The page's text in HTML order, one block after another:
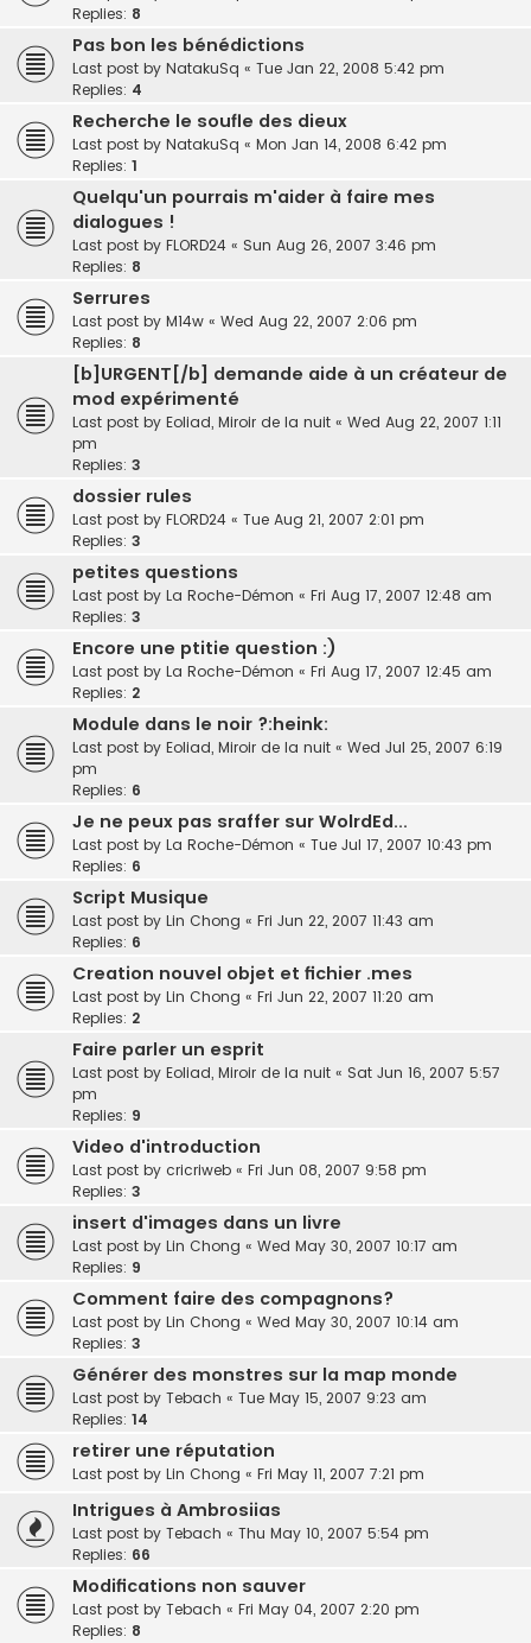
Replies: 8
Pas bon les bénédictions
Last post by NatakuSq « Tue Jan 22, 2008 5:42 pm
Replies: 4
Recherche le soufle des dieux
Last post by NatakuSq « Mon Jan 14, 2008 6:42 pm
Replies: 1
Quelqu'un pourrais m'aider à faire mes
dialogues !
Last post by FLORD24 « Sun Aug 26, 2007 3:46 pm
Replies: 8
Serrures
Last post by M14w « Wed Aug 22, 2007 2:06 pm
Replies: 8
[b]URGENT[/b] demande aide à un créateur de
mod expérimenté
Last post by Eoliad, Miroir de la nuit « Wed Aug 22, 2007 1:11
pm
Replies: 3
dossier rules
Last post by FLORD24 « Tue Aug 21, 2007 2:01 pm
Replies: 3
petites questions
Last post by La Roche-Démon « Fri Aug 17, 2007 12:48 am
Replies: 3
Encore une ptitie question :)
Last post by La Roche-Démon « Fri Aug 17, 2007 12:45 am
Replies: 2
Module dans le noir ?:heink:
Last post by Eoliad, Miroir de la nuit « Wed Jul 25, 2007 6:19
pm
Replies: 6
Je ne peux pas sraffer sur WolrdEd...
Last post by La Roche-Démon « Tue Jul 17, 2007 10:43 pm
Replies: 6
Script Musique
Last post by Lin Chong « Fri Jun 22, 2007 11:43 am
Replies: 6
Creation nouvel objet et fichier .mes
Last post by Lin Chong « Fri Jun 22, 2007 11:20 am
Replies: 2
Faire parler un esprit
Last post by Eoliad, Miroir de la nuit « Sat Jun 16, 2007 5:57
pm
Replies: 9
Video d'introduction
Last post by cricriweb « Fri Jun 08, 2007 9:58 pm
Replies: 3
insert d'images dans un livre
Last post by Lin Chong « Wed May 30, 2007 10:17 am
Replies: 9
Comment faire des compagnons?
Last post by Lin Chong « Wed May 30, 2007 10:14 am
Replies: 3
Générer des monstres sur la map monde
Last post by Tebach « Tue May 15, 2007 9:23 am
Replies: 14
retirer une réputation
Last post by Lin Chong « Fri May 11, 2007 7:21 pm
Intrigues à Ambrosiias
Last post by Tebach « Thu May 10, 2007 5:54 pm
Replies: 66
Modifications non sauver
Last post by Tebach « Fri May 04, 2007 2:20 pm
Replies: 8